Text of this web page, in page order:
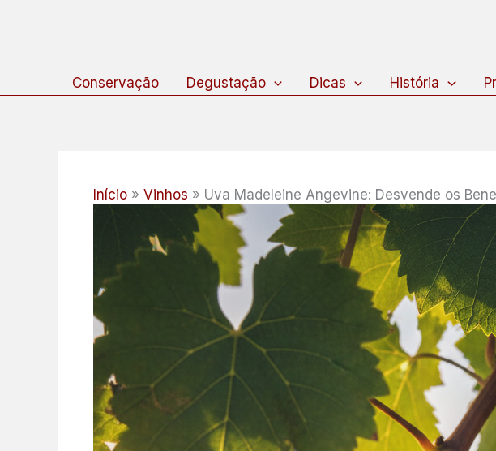
Conservação Degustação Dicas História
Início Vinhos Uva Madeleine Angevine: Desvende os